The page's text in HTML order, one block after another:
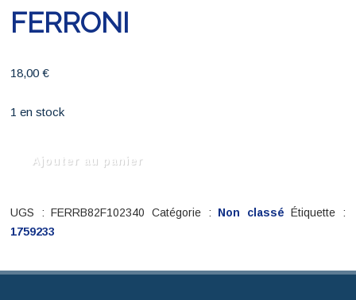
FERRONI
18,00€
1 en stock
Ajouter au panier
UGS :FERRB82F102340 Catégorie : Non classé Étiquette :
1759233